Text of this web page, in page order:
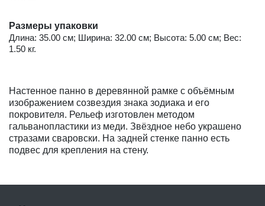
Размеры упаковки
Длина: 35.00 см; Ширина: 32.00 см; Высота: 5.00 см; Вес:
1.50 кг.
Настенное панно в деревянной рамке с объёмным
изображением созвездия знака зодиака и его
покровителя. Рельеф изготовлен методом
гальванопластики из меди. Звёздное небо украшено
стразами сваровски. На задней стенке панно есть
подвес для крепления на стену.